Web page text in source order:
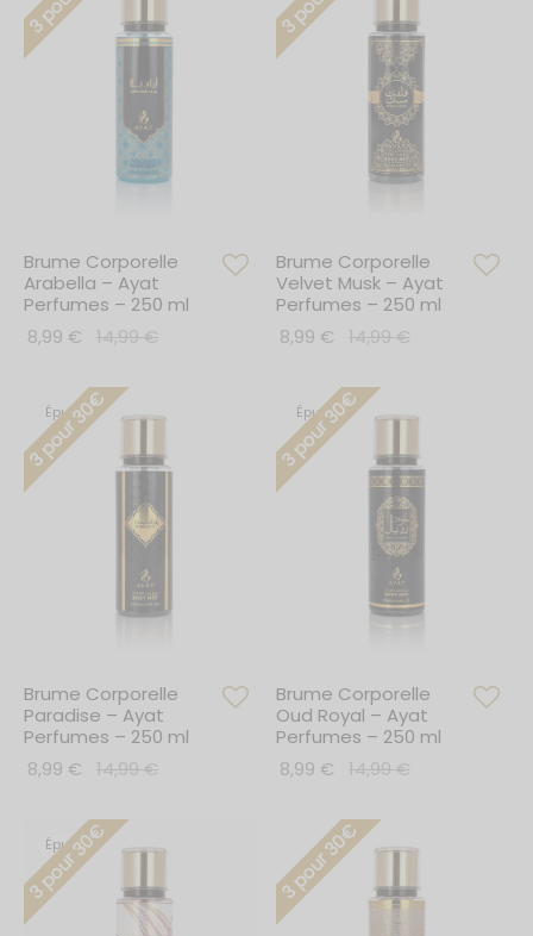
*En m'inscrivant, j'accepte que mes données personnelles soient
communiquées à Ayat Perfumes dans le cadre de toutes
communications et conformément au respect des lois RGPD. Je
sais également que je peux me désinscrire à tout moment.
Brume Corporelle
Arabella – Ayat
Perfumes – 250 ml
8,99 € 14,99€
Brume Corporelle
Velvet Musk – Ayat
Perfumes – 250 ml
8,99 € 14,99€
3 pour 30€
Épuisé
Brume Corporelle
Paradise – Ayat
Perfumes – 250 ml
8,99 € 14,99€
3 pour 30€
Épuisé
Brume Corporelle
Oud Royal – Ayat
Perfumes – 250 ml
8,99 € 14,99€
3 pour 30€
Épuisé 3 pour 30€